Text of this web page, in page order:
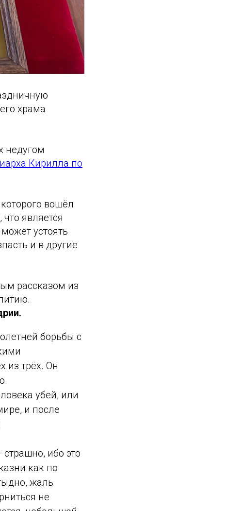
храма
недугом
Кирилла по
вошёл
является
устоять
и в другие
рассказом из
борьбы с
из трёх. Он
убей, или
и после
ибо это
как по
жаль
не